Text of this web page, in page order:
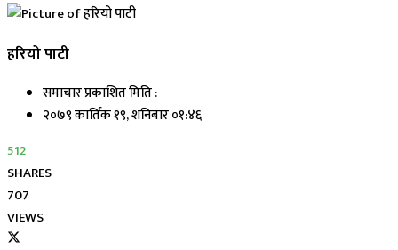
हरियो पाटी
समाचार प्रकाशित मिति :
२०७९ कार्तिक १९, शनिबार ०१:४६
512
SHARES
707
VIEWS